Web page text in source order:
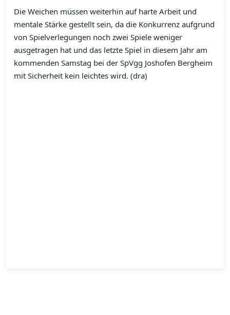
Die Weichen müssen weiterhin auf harte Arbeit und
mentale Stärke gestellt sein, da die Konkurrenz aufgrund
von Spielverlegungen noch zwei Spiele weniger
ausgetragen hat und das letzte Spiel in diesem Jahr am
kommenden Samstag bei der SpVgg Joshofen Bergheim
mit Sicherheit kein leichtes wird. (dra)